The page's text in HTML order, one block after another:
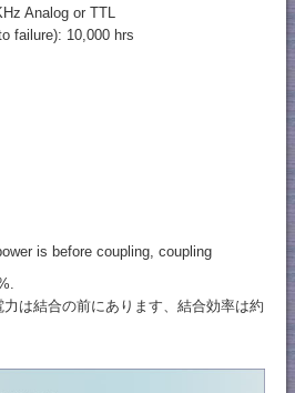
Analog or TTL
failure): 10,000 hrs
is before coupling, coupling
合の前にあります、結合効率は約